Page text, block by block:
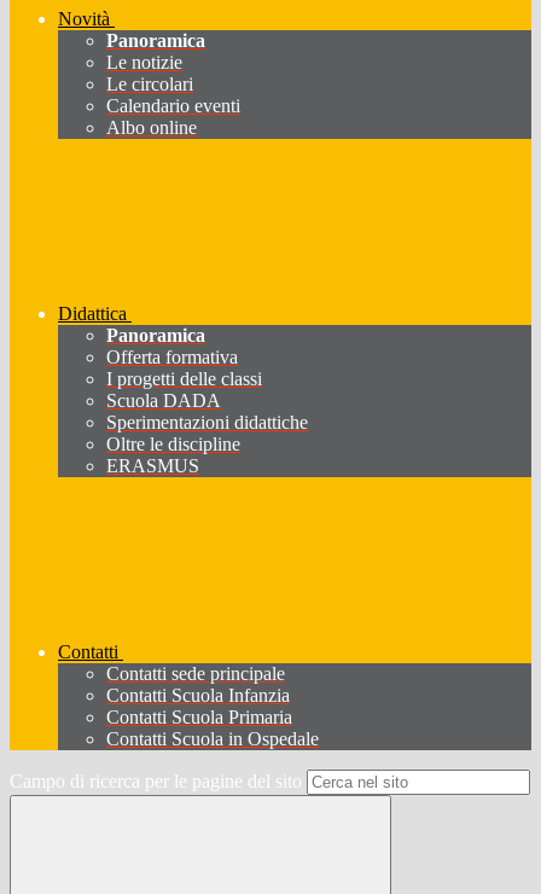
Novità
Panoramica
Le notizie
Le circolari
Calendario eventi
Albo online
Didattica
Panoramica
Offerta formativa
I progetti delle classi
Scuola DADA
Sperimentazioni didattiche
Oltre le discipline
ERASMUS
Contatti
Contatti sede principale
Contatti Scuola Infanzia
Contatti Scuola Primaria
Contatti Scuola in Ospedale
Campo di ricerca per le pagine del sito